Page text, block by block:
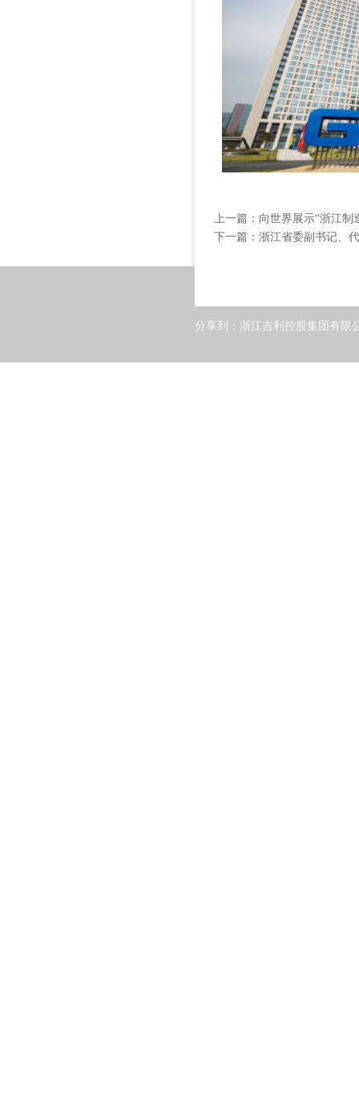
上一篇： 向世界展示“浙江制
下一篇： 浙江省委副书记、
分享到： 浙江吉利控股集团有限